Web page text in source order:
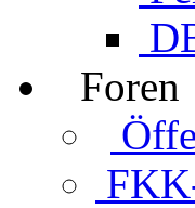
Foren